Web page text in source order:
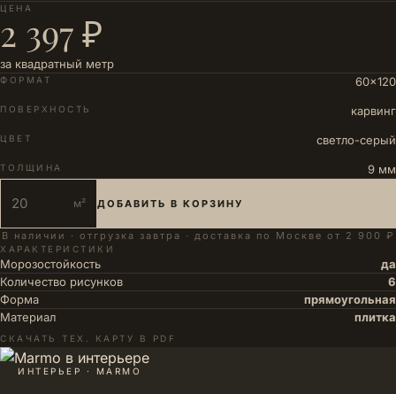
ЦЕНА
2 397 ₽
за квадратный метр
ФОРМАТ 60×120
ПОВЕРХНОСТЬ карвинг
ЦВЕТ светло-серый
ТОЛЩИНА 9 мм
м² ДОБАВИТЬ В КОРЗИНУ
В наличии · отгрузка завтра · доставка по Москве от 2 900 ₽
ХАРАКТЕРИСТИКИ
Морозостойкость
да
Количество рисунков
6
Форма
прямоугольная
Материал
плитка
СКАЧАТЬ ТЕХ. КАРТУ В PDF
ИНТЕРЬЕР · MARMO